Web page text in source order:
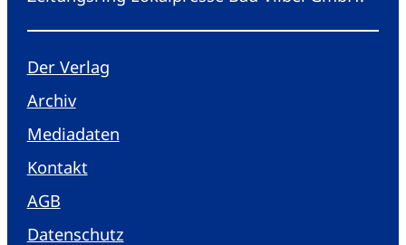
Der Verlag
Archiv
Mediadaten
Kontakt
AGB
Datenschutz